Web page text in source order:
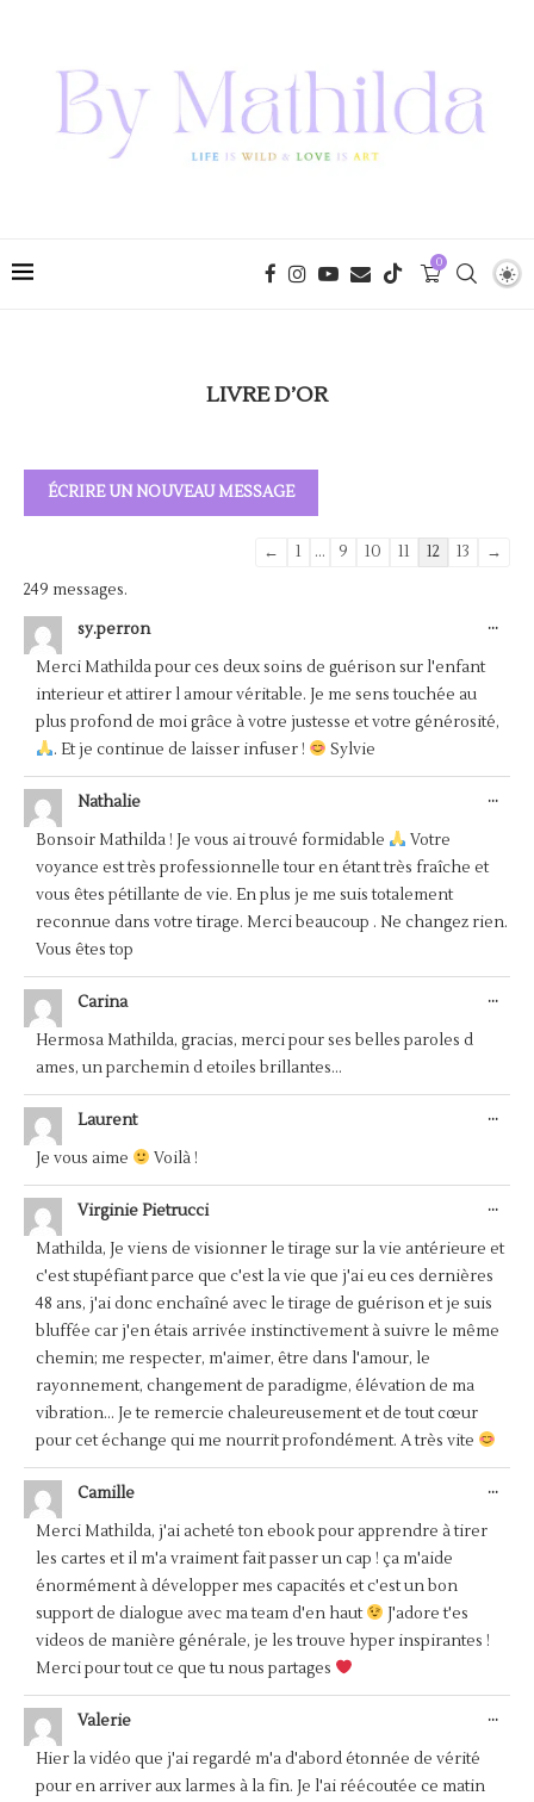
0
LIVRE D’OR
Navigation
du
livre
d’or
← 1 ... 9 10 11 12 13
→
249 messages.
sy.perron
Merci Mathilda pour ces deux soins de guérison sur l'enfant
interieur et attirer l amour véritable. Je me sens touchée au
plus profond de moi grâce à votre justesse et votre générosité,
. Et je continue de laisser infuser !
Sylvie
...
Nathalie
Bonsoir Mathilda ! Je vous ai trouvé formidable
Votre
voyance est très professionnelle tour en étant très fraîche et
vous êtes pétillante de vie. En plus je me suis totalement
reconnue dans votre tirage. Merci beaucoup . Ne changez rien.
Vous êtes top
...
Carina
Hermosa Mathilda, gracias, merci pour ses belles paroles d
ames, un parchemin d etoiles brillantes...
...
Laurent
Je vous aime
Voilà !
...
Virginie Pietrucci
Mathilda, Je viens de visionner le tirage sur la vie antérieure et
c'est stupéfiant parce que c'est la vie que j'ai eu ces dernières
48 ans, j'ai donc enchaîné avec le tirage de guérison et je suis
bluffée car j'en étais arrivée instinctivement à suivre le même
chemin; me respecter, m'aimer, être dans l'amour, le
rayonnement, changement de paradigme, élévation de ma
vibration... Je te remercie chaleureusement et de tout cœur
pour cet échange qui me nourrit profondément. A très vite
...
Camille
Merci Mathilda, j'ai acheté ton ebook pour apprendre à tirer
les cartes et il m'a vraiment fait passer un cap ! ça m'aide
énormément à développer mes capacités et c'est un bon
support de dialogue avec ma team d'en haut
J'adore t'es
videos de manière générale, je les trouve hyper inspirantes !
Merci pour tout ce que tu nous partages
...
Valerie
Hier la vidéo que j'ai regardé m'a d'abord étonnée de vérité
pour en arriver aux larmes à la fin. Je l'ai réécoutée ce matin
...